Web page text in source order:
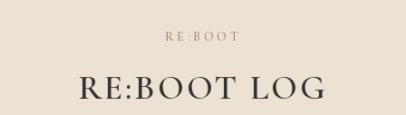
RE:BOOT
RE:BOOT LOG